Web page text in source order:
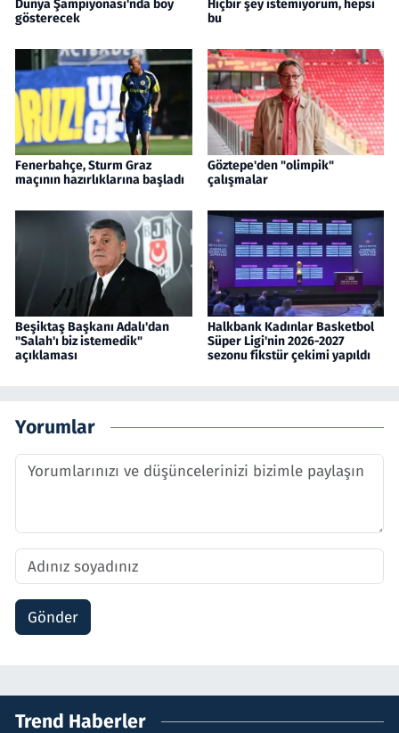
Dünya Şampiyonası'nda boy
gösterecek
Hiçbir şey istemiyorum, hepsi
bu
Fenerbahçe, Sturm Graz
maçının hazırlıklarına başladı
Göztepe'den "olimpik"
çalışmalar
Beşiktaş Başkanı Adalı'dan
"Salah'ı biz istemedik"
açıklaması
Halkbank Kadınlar Basketbol
Süper Ligi'nin 2026-2027
sezonu fikstür çekimi yapıldı
Yorumlar
Gönder
Trend Haberler